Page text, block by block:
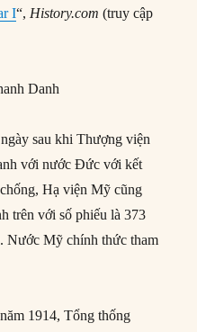
I“,History.com(truy cập
Danh
sau khi Thượng viện
với nước Đức với kết
Hạ viện Mỹ cũng
trên với số phiếu là 373
Nước Mỹ chính thức tham
1914, Tổng thống